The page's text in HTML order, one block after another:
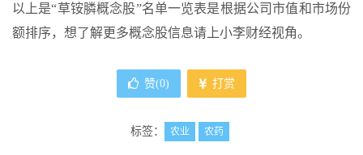
以上是“草铵膦概念股”名单一览表是根据公司市值和市场份
额排序，想了解更多概念股信息请上小李财经视角。
赞(0) 打赏
标签： 农业 农药